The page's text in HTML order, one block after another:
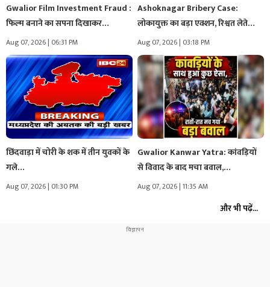
Gwalior Film Investment Fraud :
फिल्म बनाने का सपना दिखाकर…
Aug 07, 2026 | 06:31 PM
Ashoknagar Bribery Case:
लोकायुक्त का बड़ा एक्शन, रिश्वत लेते
रंगे…
Aug 07, 2026 | 03:18 PM
छिंदवाड़ा में चोरी के शक में तीन युवकों के
गले…
Aug 07, 2026 | 01:30 PM
Gwalior Kanwar Yatra: कांवड़ियों
से विवाद के बाद मचा बवाल,…
Aug 07, 2026 | 11:35 AM
और भी पढ़ें...